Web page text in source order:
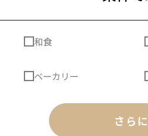
和食
ベーカリー
さら